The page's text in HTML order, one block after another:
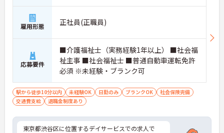
雇用形態 正社員(正職員)
応募要件
■介護福祉士（実務経験1年以上） ■社会福
祉主事 ■社会福祉士 ■普通自動車運転免許
必須 ※未経験・ブランク可
駅から徒歩10分以内 未経験OK 日勤のみ ブランクOK
社会保険完備
交通費支給
退職金制度あり
東京都渋谷区に位置するデイサービスでの求人で